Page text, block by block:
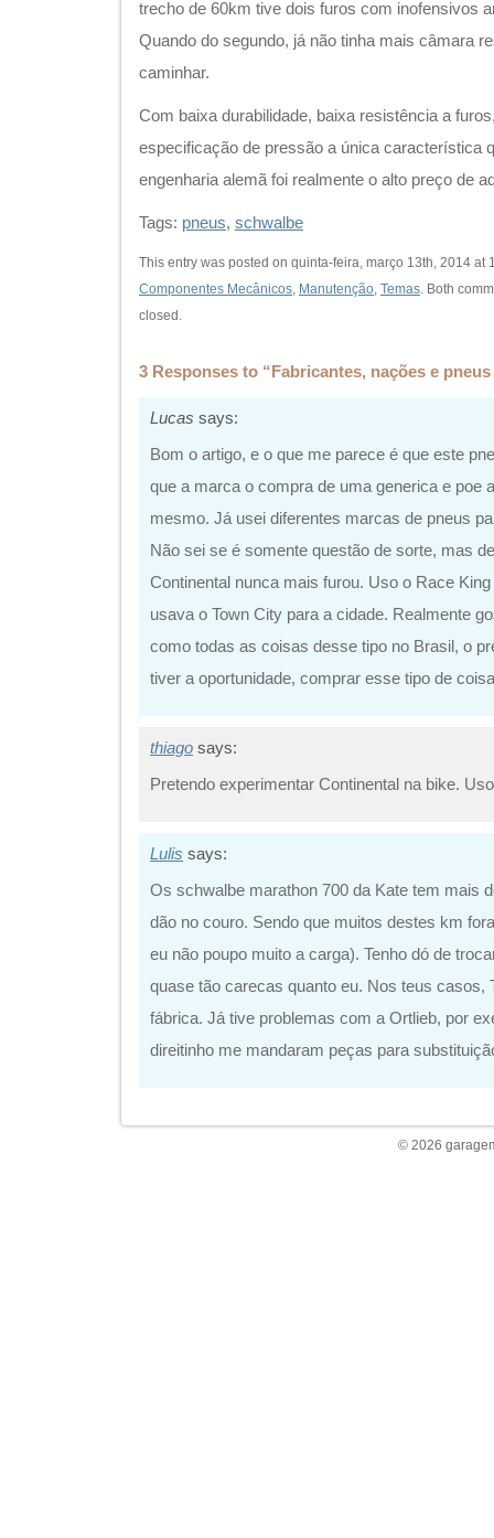
trecho de 60km tive dois furos com inofensivos
Quando do segundo, já não tinha mais câmara
caminhar.
Com baixa durabilidade, baixa resistência a
especificação de pressão a única característica
engenharia alemã foi realmente o alto preço de
Tags: pneus, schwalbe
This entry was posted on quinta-feira, março 13th, 2014 at
Componentes Mecânicos, Manutenção, Temas. Both
closed.
3 Responses to “Fabricantes, nações e
Lucas says:
Bom o artigo, e o que me parece é que este
que a marca o compra de uma generica e poe
mesmo. Já usei diferentes marcas de pneus
Não sei se é somente questão de sorte, mas
Continental nunca mais furou. Uso o Race
usava o Town City para a cidade. Realmente
como todas as coisas desse tipo no Brasil, o
tiver a oportunidade, comprar esse tipo de
thiago says:
Pretendo experimentar Continental na bike.
Lulis says:
Os schwalbe marathon 700 da Kate tem mais
dão no couro. Sendo que muitos destes km
eu não poupo muito a carga). Tenho dó de
quase tão carecas quanto eu. Nos teus casos,
fábrica. Já tive problemas com a Ortlieb, por
direitinho me mandaram peças para
© 2026